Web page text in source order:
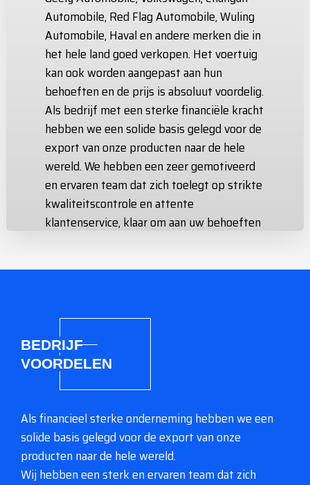
Automobile, Red Flag Automobile, Wuling
Automobile, Haval en andere merken die in
het hele land goed verkopen. Het voertuig
kan ook worden aangepast aan hun
behoeften en de prijs is absoluut voordelig.
Als bedrijf met een sterke financiële kracht
hebben we een solide basis gelegd voor de
export van onze producten naar de hele
wereld. We hebben een zeer gemotiveerd
en ervaren team dat zich toelegt op strikte
kwaliteitscontrole en attente
klantenservice, klaar om aan uw behoeften
BEDRIJF
VOORDELEN
Als financieel sterke onderneming hebben we een
solide basis gelegd voor de export van onze
producten naar de hele wereld.
Wij hebben een sterk en ervaren team dat zich